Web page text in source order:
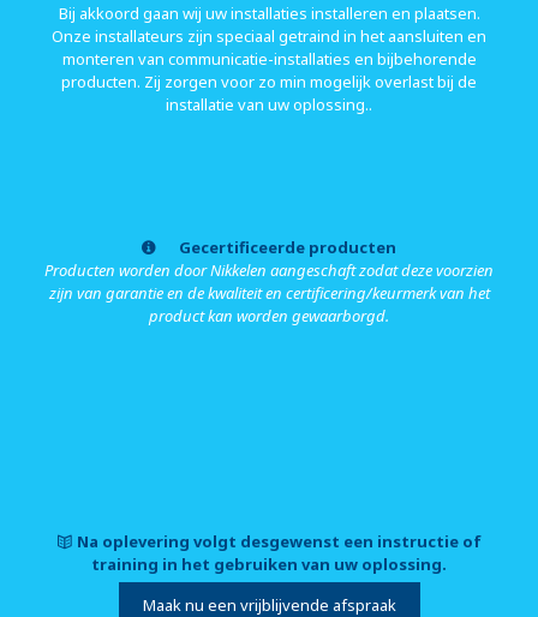
Bij akkoord gaan wij uw installaties installeren en plaatsen.
Onze installateurs zijn speciaal getraind in het aansluiten en
monteren van communicatie-installaties en bijbehorende
producten. Zij zorgen voor zo min mogelijk overlast bij de
installatie van uw oplossing..
Gecertificeerde producten
Producten worden door Nikkelen aangeschaft zodat deze voorzien
zijn van garantie en de kwaliteit en certificering/keurmerk van het
product kan worden gewaarborgd.
Na oplevering volgt desgewenst een instructie of
training in het gebruiken van uw oplossing.
Maak nu een vrijblijvende afspraak